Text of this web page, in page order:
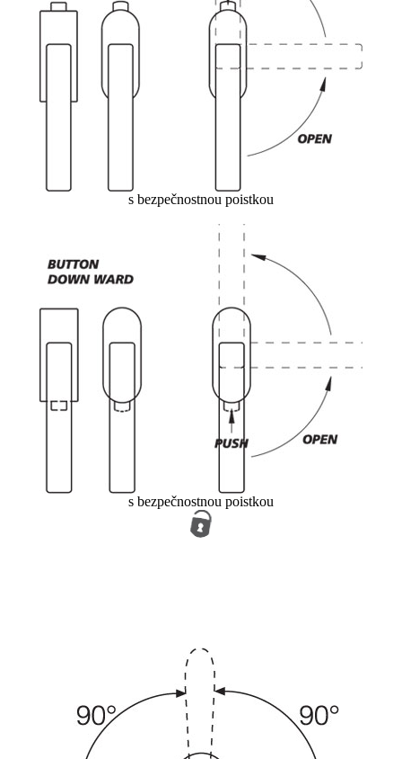
s bezpečnostnou poistkou
s bezpečnostnou poistkou